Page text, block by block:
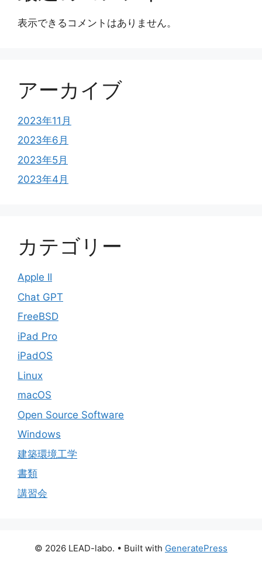
表示できるコメントはありません。
アーカイブ
2023年11月
2023年6月
2023年5月
2023年4月
カテゴリー
Apple II
Chat GPT
FreeBSD
iPad Pro
iPadOS
Linux
macOS
Open Source Software
Windows
建築環境工学
書類
講習会
© 2026 LEAD-labo. • Built with GeneratePress